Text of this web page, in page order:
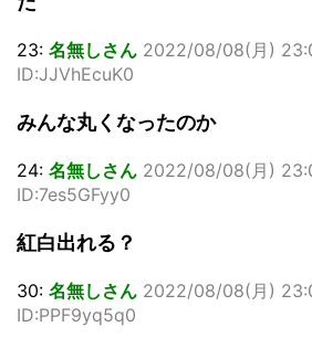
23: 名無しさん 2022/08/08(月)
ID:JJVhEcuK0
みんな丸くなったのか
24: 名無しさん 2022/08/08(月)
ID:7es5GFyy0
紅白出れる？
30: 名無しさん 2022/08/08(月)
ID:PPF9yq5q0